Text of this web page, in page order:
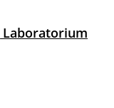
Laboratorium